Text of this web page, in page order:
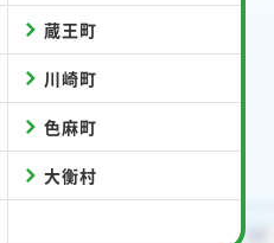
蔵王町
川崎町
色麻町
大衡村